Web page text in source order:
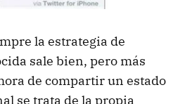
la estrategia de
sale bien, pero más
de compartir un estado
se trata de la propia